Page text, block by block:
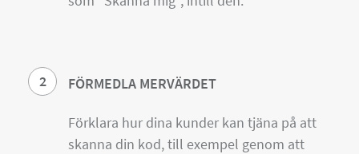
2 FÖRMEDLA MERVÄRDET
Förklara hur dina kunder kan tjäna på att
skanna din kod, till exempel genom att